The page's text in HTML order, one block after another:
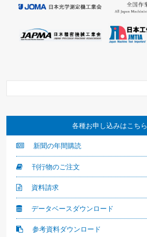
各種お申し込みはこちら
新聞の年間購読
刊行物のご注文
資料請求
データベースダウンロード
参考資料ダウンロード